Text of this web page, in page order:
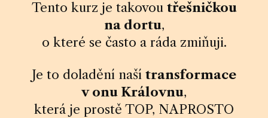
Tento kurz je takovou třešničkou
na dortu,
o které se často a ráda zmiňuji.
Je to doladění naší transformace
v onu Královnu,
která je prostě TOP, NAPROSTO